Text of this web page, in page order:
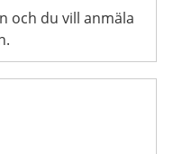
och du vill anmäla